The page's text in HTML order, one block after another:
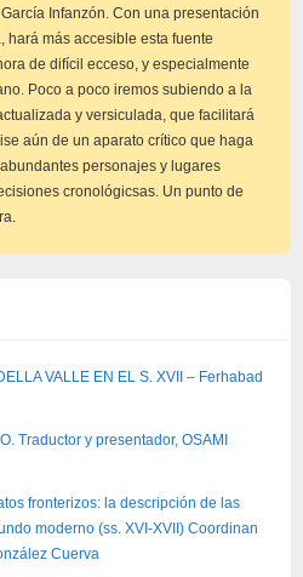
Infanzón. Con una presentación
hará más accesible esta fuente
de difícil ecceso, y especialmente
Poco a poco iremos subiendo a la
y versiculada, que facilitará
aún de un aparato crítico que haga
personajes y lugares
cronológicsas. Un punto de
VALLE EN EL S. XVII – Ferhabad
Traductor y presentador, OSAMI
fronterizos: la descripción de las
moderno (ss. XVI-XVII) Coordinan
Cuerva